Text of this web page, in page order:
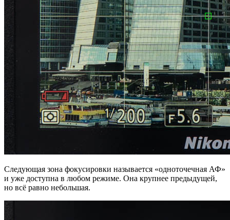
Следующая зона фокусировки называется «одноточечная АФ»
и уже доступна в любом режиме. Она крупнее предыдущей,
но всё равно небольшая.